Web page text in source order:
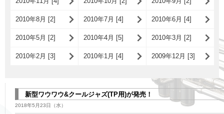
2010年8月 [2] 2010年7月 [4] 2010年6月 [4]
2010年5月 [2] 2010年4月 [5] 2010年3月 [2]
2010年2月 [3] 2010年1月 [4] 2009年12月 [3]
新型ワウワウ&クールジャズ(TP用)が発売！
2018年5月23日（水）